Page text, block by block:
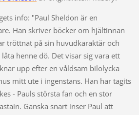
info: "Paul Sheldon är en
Han skriver böcker om hjältinnan
tröttnat på sin huvudkaraktär och
henne dö. Det visar sig vara ett
upp efter en våldsam bilolycka
mitt ute i ingenstans. Han har tagits
- Pauls största fan och en stor
Ganska snart inser Paul att